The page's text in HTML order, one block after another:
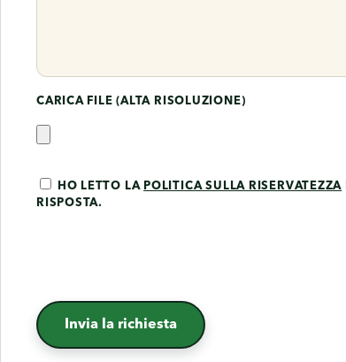
CARICA FILE (ALTA RISOLUZIONE)
HO LETTO LA POLITICA SULLA RISERVATEZZA
RISPOSTA.
Invia la richiesta